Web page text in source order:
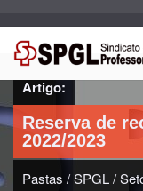
Artigo:
Reserva de
2022/2023
Pastas /SPGL/